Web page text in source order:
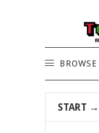
BROWSE
START →